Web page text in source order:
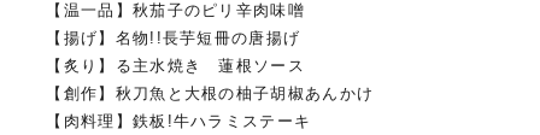
【温一品】秋茄子のピリ辛肉味噌
【揚げ】名物!!長芋短冊の唐揚げ
【炙り】る主水焼き 蓮根ソース
【創作】秋刀魚と大根の柚子胡椒あんかけ
【肉料理】鉄板!牛ハラミステーキ